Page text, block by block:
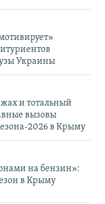
Украины
и тотальный
вызовы
2026 в Крыму
на бензин»:
в Крыму